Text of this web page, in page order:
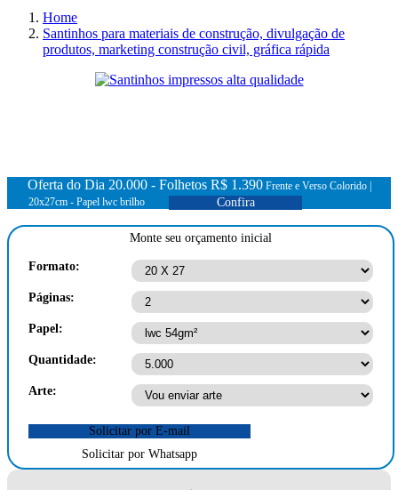
Home
Santinhos para materiais de construção, divulgação de
produtos, marketing construção civil, gráfica rápida
Oferta do Dia 20.000 - FolhetosR$ 1.390Frente e Verso Colorido |
20x27cm - Papel lwc brilho
Confira
Monte seu orçamento inicial
Formato:
Páginas:
Papel:
Quantidade:
Arte:
Solicitar por E-mail
Solicitar por Whatsapp